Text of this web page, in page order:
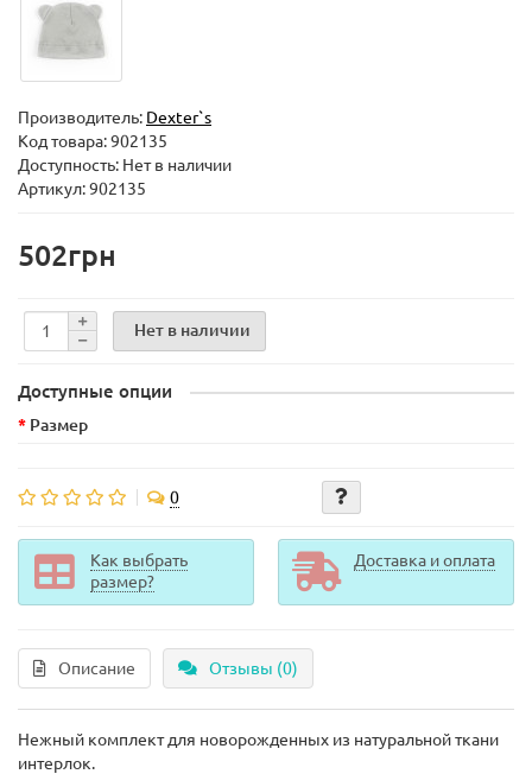
Производитель: Dexter`s
Код товара:902135
Доступность: Нет в наличии
Артикул: 902135
502грн
Нет в наличии
Доступные опции
Размер
0
Как выбрать
размер?
Доставка и оплата
Описание Отзывы (0)
Нежный комплект для новорожденных из натуральной ткани
интерлок.